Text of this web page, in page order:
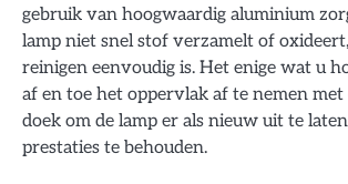
gebruik van hoogwaardig aluminium
lamp niet snel stof verzamelt of
reinigen eenvoudig is. Het enige wat u
af en toe het oppervlak af te nemen met
doek om de lamp er als nieuw uit te
prestaties te behouden.